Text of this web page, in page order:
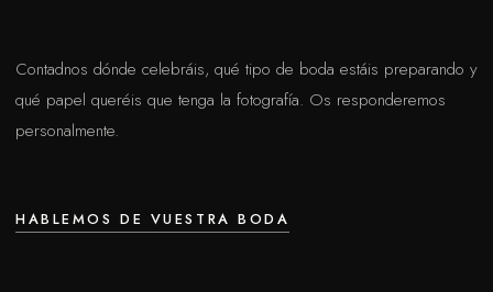
Contadnos dónde celebráis, qué tipo de boda estáis preparando y
qué papel queréis que tenga la fotografía. Os responderemos
personalmente.
HABLEMOS DE VUESTRA BODA